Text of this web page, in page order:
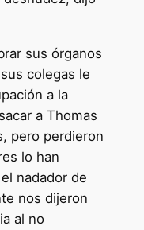
sus órganos
colegas le
a la
a Thomas
pero perdieron
lo han
nadador de
nos dijeron
al no